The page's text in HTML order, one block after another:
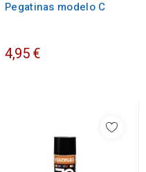
Pegatinas modelo C
4,95 €